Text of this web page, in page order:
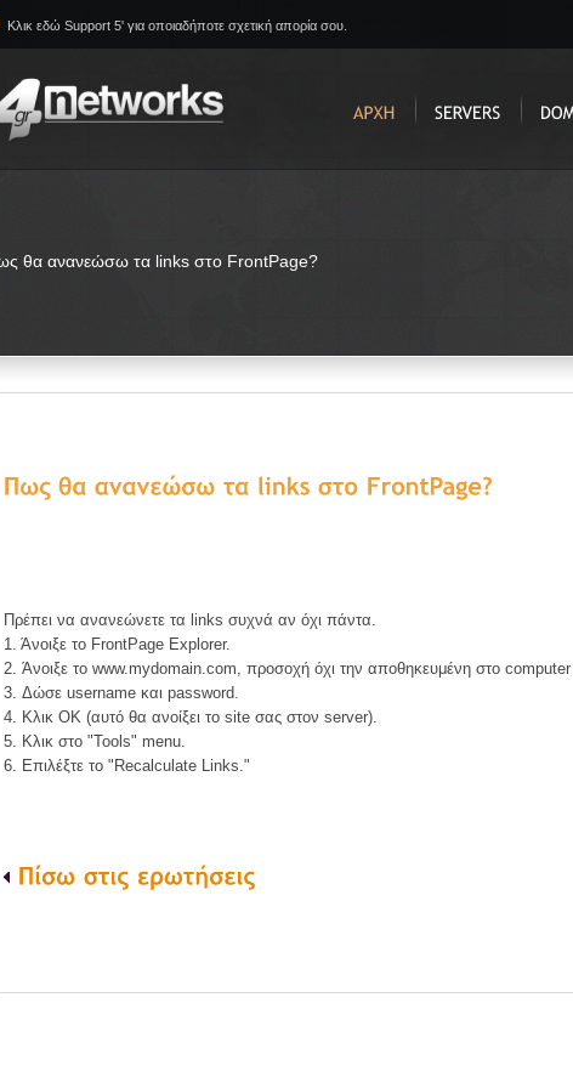
Κλικ εδώ Support 5' για οποιαδήποτε σχετική απορία σου.
θα ανανεώσω τα links στο FrontPage?
Πρέπει να ανανεώνετε τα links συχνά αν όχι πάντα.
1. Άνοιξε το FrontPage Explorer.
2. Άνοιξε το www.mydomain.com, προσοχή όχι την αποθηκευμένη στο computer .
3. Δώσε username και password.
4. Κλικ OK (αυτό θα ανοίξει το site σας στον server).
5. Κλικ στο "Tools" menu.
6. Επιλέξτε το "Recalculate Links."